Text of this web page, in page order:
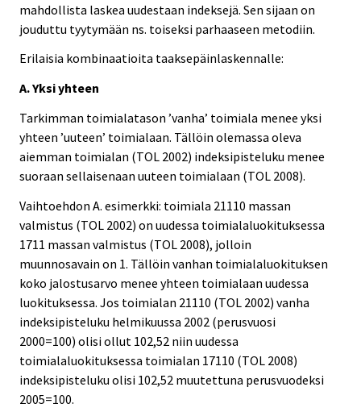
mahdollista laskea uudestaan indeksejä. Sen sijaan on
jouduttu tyytymään ns. toiseksi parhaaseen metodiin.
Erilaisia kombinaatioita taaksepäinlaskennalle:
A. Yksi yhteen
Tarkimman toimialatason ’vanha’ toimiala menee yksi
yhteen ’uuteen’ toimialaan. Tällöin olemassa oleva
aiemman toimialan (TOL 2002) indeksipisteluku menee
suoraan sellaisenaan uuteen toimialaan (TOL 2008).
Vaihtoehdon A. esimerkki: toimiala 21110 massan
valmistus (TOL 2002) on uudessa toimialaluokituksessa
1711 massan valmistus (TOL 2008), jolloin
muunnosavain on 1. Tällöin vanhan toimialaluokituksen
koko jalostusarvo menee yhteen toimialaan uudessa
luokituksessa. Jos toimialan 21110 (TOL 2002) vanha
indeksipisteluku helmikuussa 2002 (perusvuosi
2000=100) olisi ollut 102,52 niin uudessa
toimialaluokituksessa toimialan 17110 (TOL 2008)
indeksipisteluku olisi 102,52 muutettuna perusvuodeksi
2005=100.